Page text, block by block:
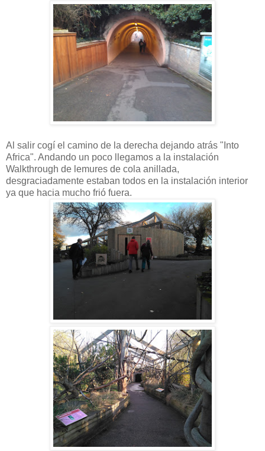
Al salir cogí el camino de la derecha dejando atrás "Into
Africa". Andando un poco llegamos a la instalación
Walkthrough de lemures de cola anillada,
desgraciadamente estaban todos en la instalación interior
ya que hacia mucho frió fuera.